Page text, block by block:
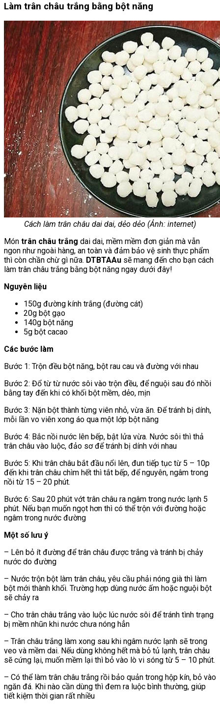
Làm trân châu trắng bằng bột năng
Cách làm trân châu dai dai, dẻo dẻo (Ảnh: internet)
Món trân châu trắng dai dai, mềm mềm đơn giản mà vẫn
ngon như ngoài hàng, an toàn và đảm bảo vệ sinh thực phẩm
thì còn chần chừ gì nữa. DTBTAAu sẽ mang đến cho bạn cách
làm trân châu trắng bằng bột năng ngay dưới đây!
Nguyên liệu
150g đường kính trắng (đường cát)
20g bột gạo
140g bột năng
5g bột cacao
Các bước làm
Bước 1: Trộn đều bột năng, bột rau cau và đường với nhau
Bước 2: Đổ từ từ nước sôi vào trộn đều, để nguội sau đó nhồi
bằng tay đến khi có khối bột mềm, dẻo, mịn
Bước 3: Nặn bột thành từng viên nhỏ, vừa ăn. Để tránh bị dính,
mỗi lần vo viên xong áo qua một lớp bột năng
Bước 4: Bắc nồi nước lên bếp, bật lửa vừa. Nước sôi thì thả
trân châu vào luộc, đảo sơ để tránh bị dính với nhau
Bước 5: Khi trân châu bắt đầu nổi lên, đun tiếp tục từ 5 – 10p
đến khi trân châu chìm hết thì tắt bếp, để nguyên, ngâm trong
nồi từ 15 – 20 phút.
Bước 6: Sau 20 phút vớt trân châu ra ngâm trong nước lạnh 5
phút. Nếu bạn muốn ngọt hơn thì có thể trộn với đường hoặc
ngâm trong nước đường
Một số lưu ý
– Lên bỏ ít đường để trân châu được trắng và tránh bị chảy
nước do đường
– Nước trộn bột làm trân châu, yêu cầu phải nóng già thì làm
bột mới thành khối. Trường hợp dùng nước ấm hoặc nguội bột
sẽ chảy ra
– Cho trân châu trắng vào luộc lúc nước sôi để tránh tình trạng
bị mềm nhũn khi nước chưa nóng hẳn
– Trân châu trắng làm xong sau khi ngâm nước lạnh sẽ trong
veo và mềm dai. Nếu dùng không hết mà bỏ tủ lạnh, trân châu
sẽ cứng lại, muốn mềm lại thì bỏ vào lò vi sóng từ 5 – 10 phút.
– Có thể làm trân châu trắng rồi bảo quản trong hộp kín, bỏ vào
ngăn đá. Khi nào cần dùng thì đem ra luộc bình thường, giúp
tiết kiệm thời gian rất nhiều